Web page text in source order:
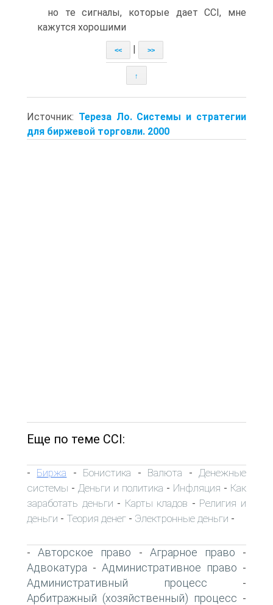
но те сигналы, которые дает CCI, мне
кажутся хорошими
<< >>
↑
Источник: Тереза Ло. Системы и стратегии
для биржевой торговли. 2000
Еще по теме ССI:
- Биржа - Бонистика - Валюта - Денежные
системы - Деньги и политика - Инфляция - Как
заработать деньги - Карты кладов - Религия и
деньги - Теория денег - Электронные деньги -
-Авторское право - Аграрное право -
Адвокатура - Административное право -
Административный процесс -
Арбитражный (хозяйственный) процесс -